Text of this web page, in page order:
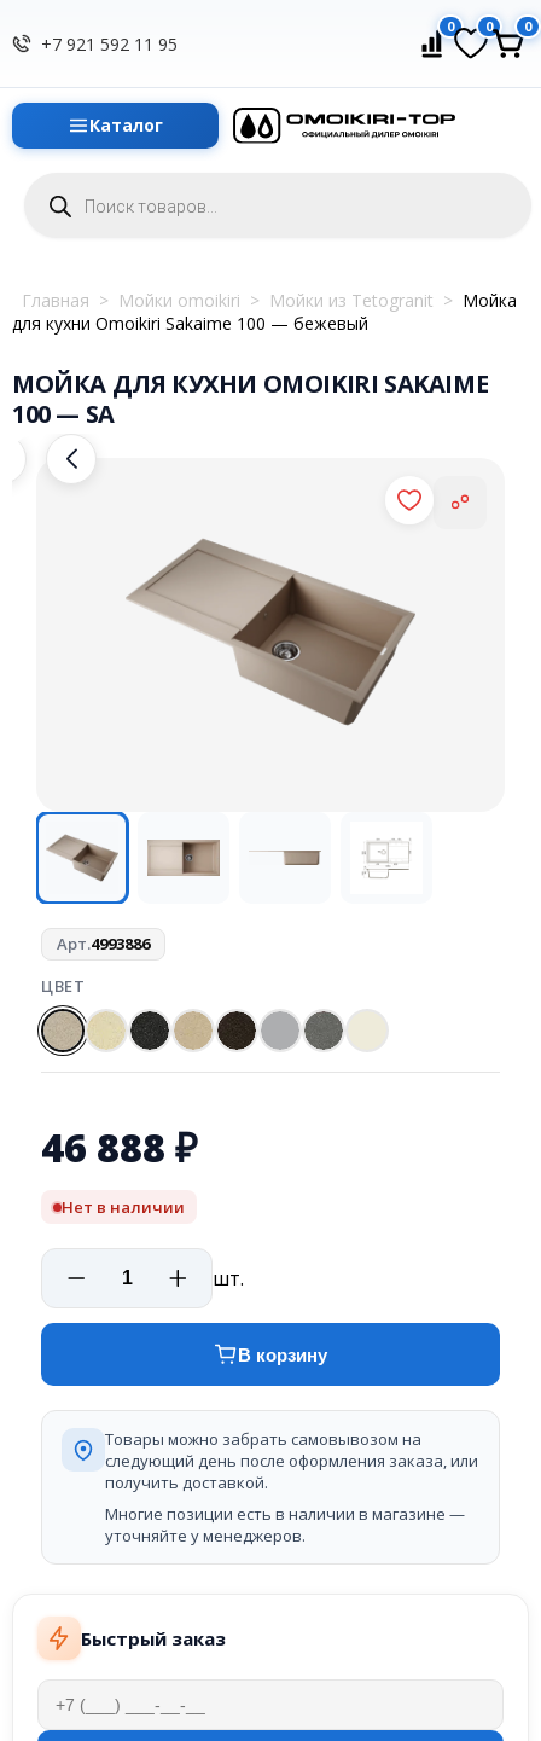
+7 921 592 11 95
0 0 0
Каталог
товаров
Главная > Мойки omoikiri > Мойки из Tetogranit > Мойка
для кухни Omoikiri Sakaime 100 — бежевый
МОЙКА ДЛЯ КУХНИ OMOIKIRI SAKAIME
100 — SA
Быстрый заказ
Арт.4993886
ЦВЕТ
46 888 ₽
Нет в наличии
шт.
В корзину
Товары можно забрать самовывозом на
следующий день после оформления заказа, или
получить доставкой.
Многие позиции есть в наличии в магазине —
уточняйте у менеджеров.